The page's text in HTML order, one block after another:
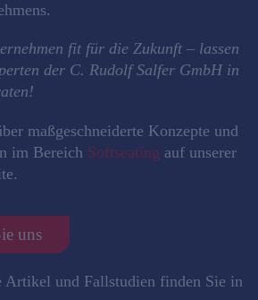
fit für die Zukunft – lassen
der C. Rudolf Salfer GmbH in
maßgeschneiderte Konzepte und
im Bereich Softseating auf unserer
uns
Artikel und Fallstudien finden Sie in